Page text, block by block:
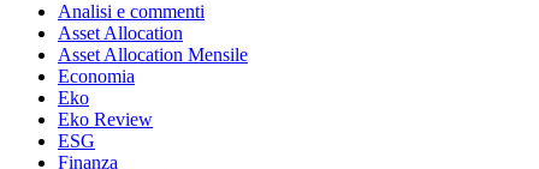
Analisi e commenti
Asset Allocation
Asset Allocation Mensile
Economia
Eko
Eko Review
ESG
Finanza